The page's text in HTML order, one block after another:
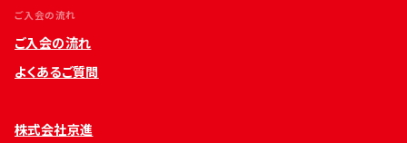
ご入会の流れ
ご入会の流れ
よくあるご質問
株式会社京進